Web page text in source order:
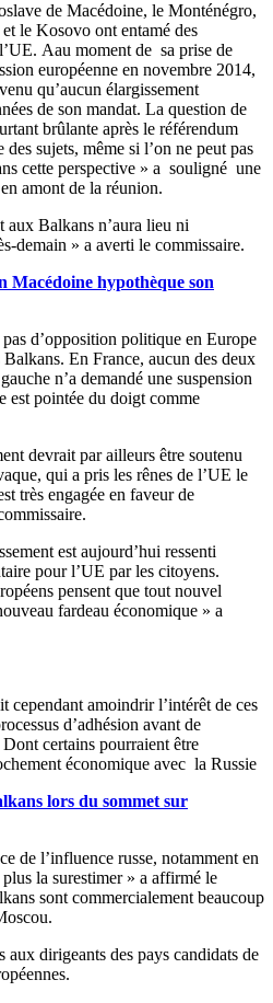
de Macédoine, le Monténégro,
le Kosovo ont entamé des
Aau moment de sa prise de
européenne en novembre 2014,
qu’aucun élargissement
de son mandat. La question de
brûlante après le référendum
sujets, même si l’on ne peut pas
cette perspective » a souligné une
amont de la réunion.
aux Balkans n’aura lieu ni
demain » a averti le commissaire.
Macédoine hypothèque son
d’opposition politique en Europe
Balkans. En France, aucun des deux
n’a demandé une suspension
est pointée du doigt comme
devrait par ailleurs être soutenu
qui a pris les rênes de l’UE le
très engagée en faveur de
est aujourd’hui ressenti
pour l’UE par les citoyens.
pensent que tout nouvel
fardeau économique » a
cependant amoindrir l’intérêt de ces
d’adhésion avant de
certains pourraient être
économique avec la Russie
lors du sommet sur
de l’influence russe, notamment en
la surestimer » a affirmé le
sont commercialement beaucoup
aux dirigeants des pays candidats de